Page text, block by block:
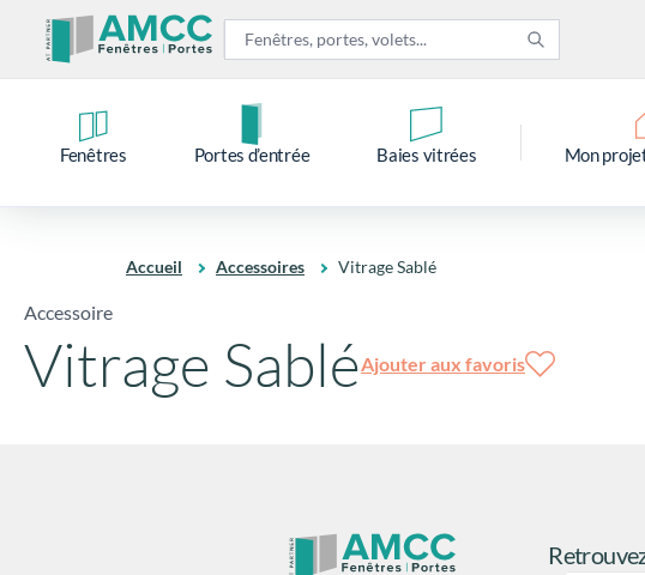
Fenêtres Portes d’entrée Baies vitrées Mon
Accueil Accessoires Vitrage Sablé
Accessoire
Vitrage SabléAjouter aux favoris